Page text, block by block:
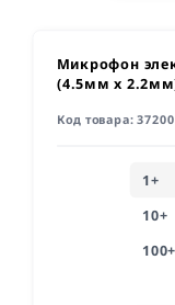
Микрофон
(4.5мм x
Код товара:37200
1+
10+
100+